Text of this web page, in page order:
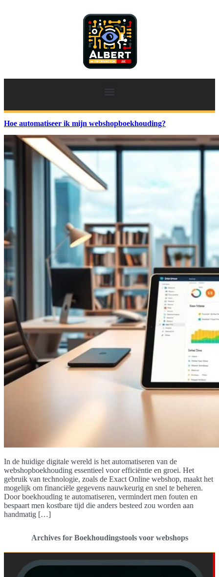
Hoe automatiseer ik mijn webshopboekhouding?
In de huidige digitale wereld is het automatiseren van de
webshopboekhouding essentieel voor efficiëntie en groei. Het
gebruik van technologie, zoals de Exact Online webshop, maakt het
mogelijk om financiële gegevens nauwkeurig en snel te beheren.
Door boekhouding te automatiseren, vermindert men fouten en
bespaart men kostbare tijd die anders besteed zou worden aan
handmatig […]
Archives for Boekhoudingstools voor webshops